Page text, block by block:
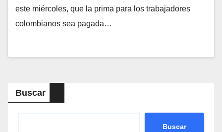
este miércoles, que la prima para los trabajadores
colombianos sea pagada…
Buscar
Buscar